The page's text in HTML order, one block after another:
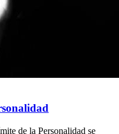
de la Personalidad se